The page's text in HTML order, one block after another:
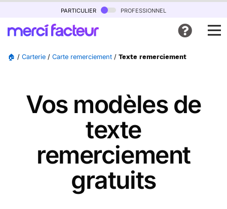
particulier professionnel
🏠 / Carterie / Carte remerciement / Texte remerciement
Vos modèles de
texte
remerciement
gratuits